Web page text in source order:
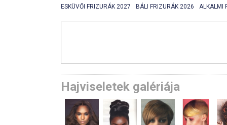
ESKÜVŐI FRIZURÁK 2027
BÁLI FRIZURÁK 2026 ALKALMI
Hajviseletek galériája